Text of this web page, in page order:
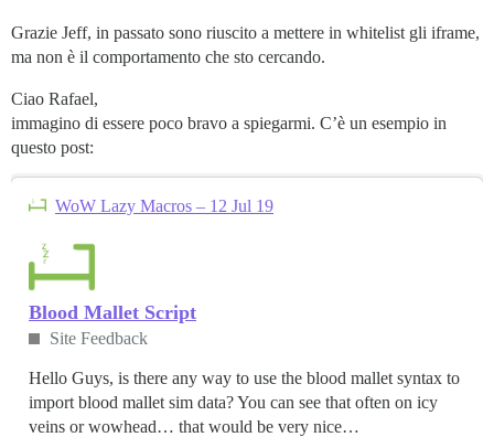
Grazie Jeff, in passato sono riuscito a mettere in whitelist gli iframe,
ma non è il comportamento che sto cercando.
Ciao Rafael,
immagino di essere poco bravo a spiegarmi. C’è un esempio in
questo post:
WoW Lazy Macros – 12 Jul 19
Blood Mallet Script
Site Feedback
Hello Guys, is there any way to use the blood mallet syntax to
import blood mallet sim data? You can see that often on icy
veins or wowhead… that would be very nice…